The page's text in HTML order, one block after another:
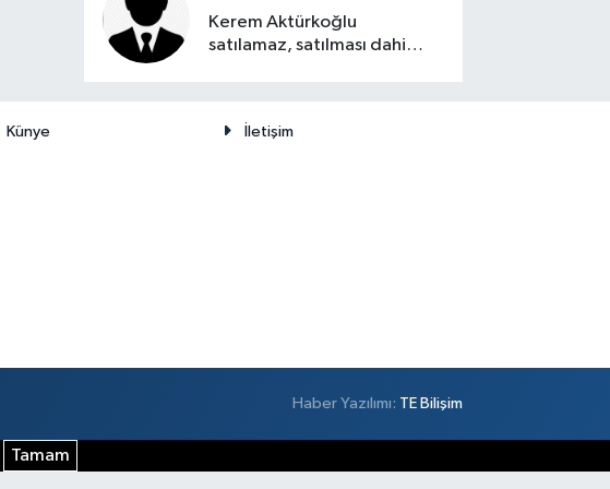
Kerem Aktürkoğlu
satılamaz, satılması dahi
Künye İletişim
Haber Yazılımı: TE Bilişim
Tamam